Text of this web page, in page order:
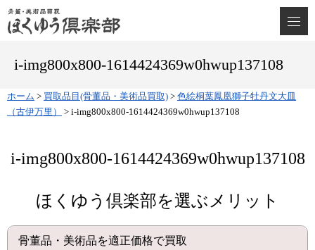
i-img800x800-1614424369w0hwup137108
ホーム > 買取品目(骨董品・美術品買取) > 色絵桐葉鳳凰獅子牡丹文大皿
（古伊万里）
> i-img800x800-1614424369w0hwup137108
i-img800x800-1614424369w0hwup137108
ほくゆう倶楽部を選ぶメリット
骨董品・美術品を適正価格で買取